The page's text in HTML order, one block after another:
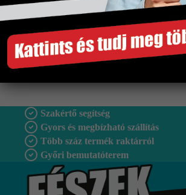
Vastagság 8.2 mm
Fagyálló Igen
Gyártó
Szakértő segítség
Gyors és megbízható szállítás
Több száz termék raktárról
Győri bemutatóterem